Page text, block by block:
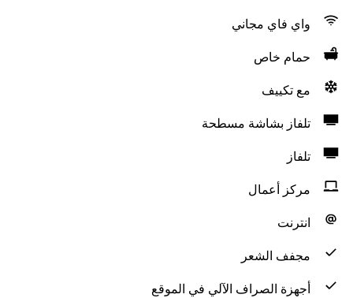
واي فاي مجاني
حمام خاص
مع تكييف
تلفاز بشاشة مسطحة
تلفاز
مركز أعمال
انترنت
مجفف الشعر
أجهزة الصراف الآلي في الموقع